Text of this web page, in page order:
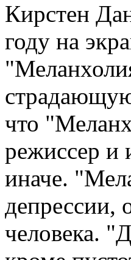
Кирстен
году на
что
режиссер и
иначе.
депрессии,
человека.